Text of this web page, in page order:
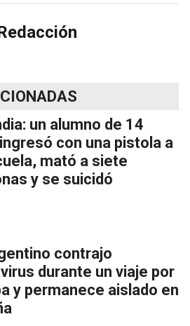
un alumno de 14
con una pistola a
mató a siete
y se suicidó
contrajo
durante un viaje por
y permanece aislado en